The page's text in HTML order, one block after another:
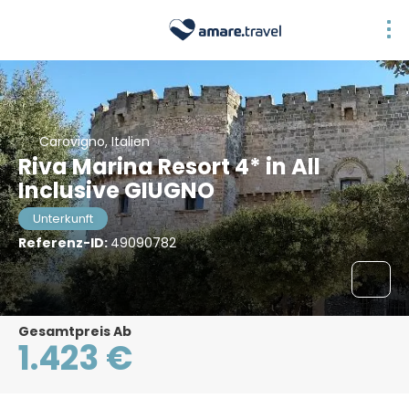
Carovigno, Italien
Riva Marina Resort 4* in All
Inclusive GIUGNO
Unterkunft
Referenz-ID: 49090782
Gesamtpreis Ab
1.423 €